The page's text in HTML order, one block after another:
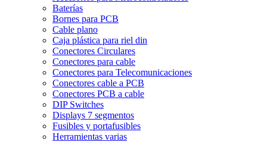
Baterías
Bornes para PCB
Cable plano
Caja plástica para riel din
Conectores Circulares
Conectores para cable
Conectores para Telecomunicaciones
Conectores cable a PCB
Conectores PCB a cable
DIP Switches
Displays 7 segmentos
Fusibles y portafusibles
Herramientas varias